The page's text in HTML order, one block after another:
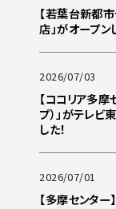
【若葉台新都
店」がオープン
2026/07/03
【ココリア多摩
プ）」がテレビ
した！
2026/07/01
【多摩センター